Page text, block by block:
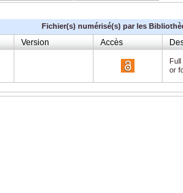
Fichier(s) numérisé(s) par les
Version Accès
or